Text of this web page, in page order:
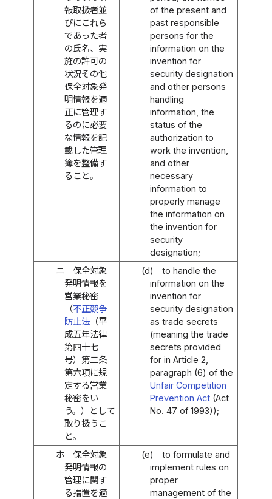
報取扱者並
びにこれら
であった者
の氏名、実
施の許可の
状況その他
保全対象発
明情報を適
正に管理す
るのに必要
な情報を記
載した管理
簿を整備す
ること。
of the present and
past responsible
persons for the
information on the
invention for
security designation
and other persons
handling
information, the
status of the
authorization to
work the invention,
and other
necessary
information to
properly manage
the information on
the invention for
security
designation;
ニ
保全対象
発明情報を
営業秘密
（不正競争
防止法（平
成五年法律
第四十七
号）第二条
第六項に規
定する営業
秘密をい
う。）として
取り扱うこ
と。
(d)
to handle the
information on the
invention for
security designation
as trade secrets
(meaning the trade
secrets provided
for in Article 2,
paragraph (6) of the
Unfair Competition
Prevention Act (Act
No. 47 of 1993));
ホ
保全対象
発明情報の
管理に関す
る措置を適
(e)
to formulate and
implement rules on
proper
management of the